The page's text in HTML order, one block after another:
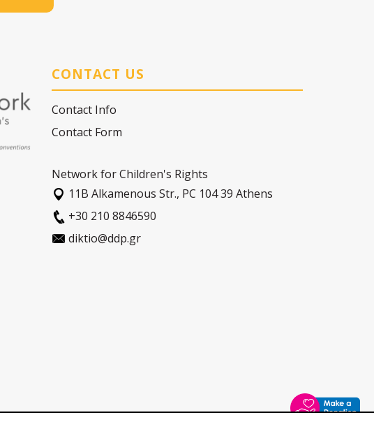
CONTACT US
Contact Info
Contact Form
Network for Children's Rights
11Β Alkamenous Str., PC 104 39 Athens
+30 210 8846590
diktio@ddp.gr